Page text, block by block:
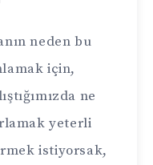
neden bu
için,
ne
yeterli
istiyorsak,